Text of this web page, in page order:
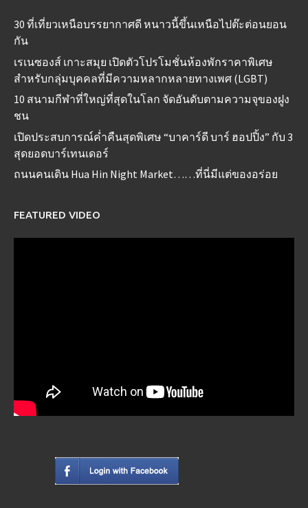
30 ที่เที่ยวเหนือบรรยากาศดี หนาวนี้ขึ้นเหนือไปต๊ะต่อนยอน
กัน
เรเนซองส์ เกาะสมุย เปิดตัวโปรโมชั่นห้องพักราคาพิเศษ
สำหรับกลุ่มบุคคลที่มีความหลากหลายทางเพศ (LGBT)
10 สนามกีฬาที่ใหญ่ที่สุดในโลก จัดอันดับตามความจุของฝูง
ชน
เปิดประสบการณ์ค่ำคืนสุดพิเศษ “บาคาร์ดี บาร์ ฮอปปิ้ง” กับ 3
สุดยอดบาร์เทนเดอร์
ถนนคนเดิน Hua Hin Night Market……ที่นี่มีแต่ของอร่อย
FEATURED VIDEO